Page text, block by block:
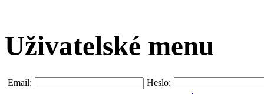
Uživatelské menu
Email:
Heslo: